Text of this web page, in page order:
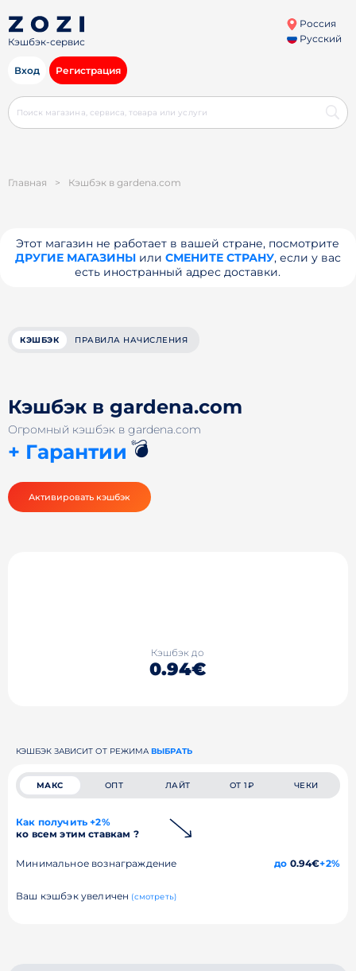
Кэшбэк-сервис
Россия
Русский
Вход Регистрация
Главная > Кэшбэк в gardena.com
Этот магазин не работает в вашей стране, посмотрите
ДРУГИЕ МАГАЗИНЫили СМЕНИТЕ СТРАНУ, если у вас
есть иностранный адрес доставки.
КЭШБЭК ПРАВИЛА НАЧИСЛЕНИЯ
Кэшбэк в gardena.com
Огромный кэшбэк в gardena.com
+ Гарантии 💣
Активировать кэшбэк
Кэшбэк до
0.94€
КЭШБЭК ЗАВИСИТ ОТ РЕЖИМА ВЫБРАТЬ
МАКС ОПТ ЛАЙТ ОТ 1₽ ЧЕКИ
Как получить +2%
ко всем этим ставкам ?
Минимальное вознаграждение до 0.94€+2%
Ваш кэшбэк увеличен (смотреть)